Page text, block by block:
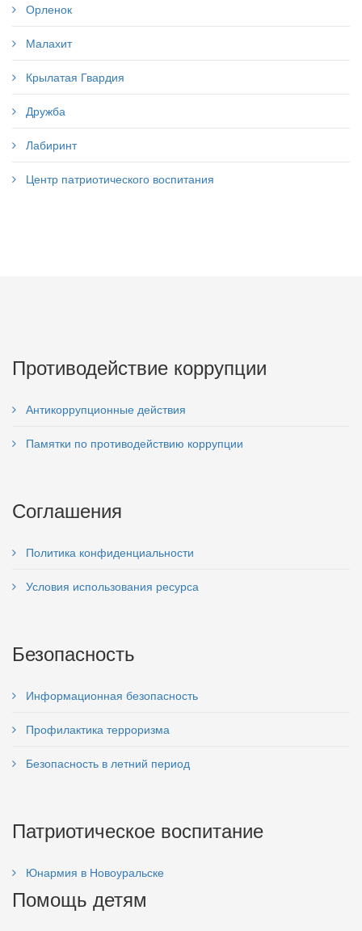
Орленок
Малахит
Крылатая Гвардия
Дружба
Лабиринт
Центр патриотического воспитания
Противодействие коррупции
Антикоррупционные действия
Памятки по противодействию коррупции
Соглашения
Политика конфиденциальности
Условия использования ресурса
Безопасность
Информационная безопасность
Профилактика терроризма
Безопасность в летний период
Патриотическое воспитание
Юнармия в Новоуральске
Помощь детям